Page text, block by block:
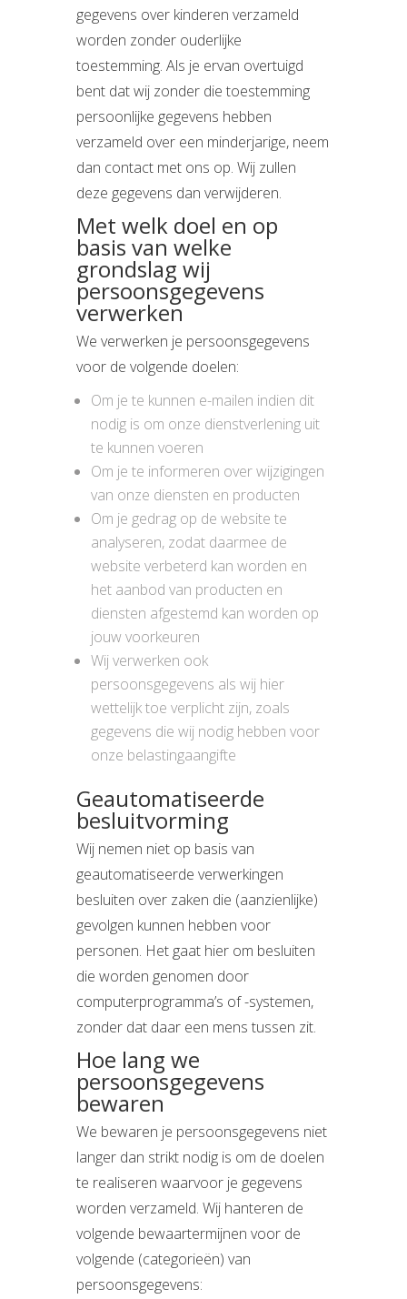
gegevens over kinderen verzameld
worden zonder ouderlijke
toestemming. Als je ervan overtuigd
bent dat wij zonder die toestemming
persoonlijke gegevens hebben
verzameld over een minderjarige, neem
dan contact met ons op. Wij zullen
deze gegevens dan verwijderen.
Met welk doel en op
basis van welke
grondslag wij
persoonsgegevens
verwerken
We verwerken je persoonsgegevens
voor de volgende doelen:
Om je te kunnen e-mailen indien dit
nodig is om onze dienstverlening uit
te kunnen voeren
Om je te informeren over wijzigingen
van onze diensten en producten
Om je gedrag op de website te
analyseren, zodat daarmee de
website verbeterd kan worden en
het aanbod van producten en
diensten afgestemd kan worden op
jouw voorkeuren
Wij verwerken ook
persoonsgegevens als wij hier
wettelijk toe verplicht zijn, zoals
gegevens die wij nodig hebben voor
onze belastingaangifte
Geautomatiseerde
besluitvorming
Wij nemen niet op basis van
geautomatiseerde verwerkingen
besluiten over zaken die (aanzienlijke)
gevolgen kunnen hebben voor
personen. Het gaat hier om besluiten
die worden genomen door
computerprogramma’s of -systemen,
zonder dat daar een mens tussen zit.
Hoe lang we
persoonsgegevens
bewaren
We bewaren je persoonsgegevens niet
langer dan strikt nodig is om de doelen
te realiseren waarvoor je gegevens
worden verzameld. Wij hanteren de
volgende bewaartermijnen voor de
volgende (categorieën) van
persoonsgegevens: